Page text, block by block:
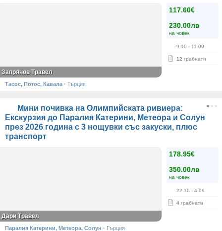
117.60€
230.00лв
на човек
9.10 - 11.09
12 грабнати
Запрянов Травел
Тасос, Потос, Кавала · Гърция
Мини почивка на Олимпийската ривиера:
Екскурзия до Паралия Катерини, Метеора и Солун
през 2026 година с 3 нощувки със закуски, плюс
транспорт
178.95€
350.00лв
на човек
22.10 - 4.09
4 грабнати
Дари Травел
Паралия Катерини, Метеора, Солун · Гърция